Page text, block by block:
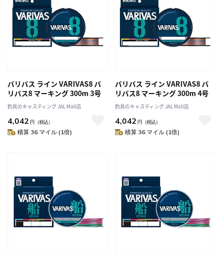
バリバス ライン VARIVAS8 バ
リバス8 マーキング 300m 3号
釣具のキャスティング JAL Mall店
4,042 円 （税込）
積算 36 マイル (1倍)
バリバス ライン VARIVAS8 バ
リバス8 マーキング 300m 4号
釣具のキャスティング JAL Mall店
4,042 円 （税込）
積算 36 マイル (1倍)